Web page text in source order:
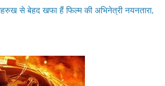
से बेहद खफा हैं फिल्म की अभिनेत्री नयनतारा,